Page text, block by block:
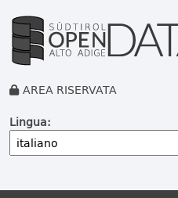
AREA RISERVATA
Lingua